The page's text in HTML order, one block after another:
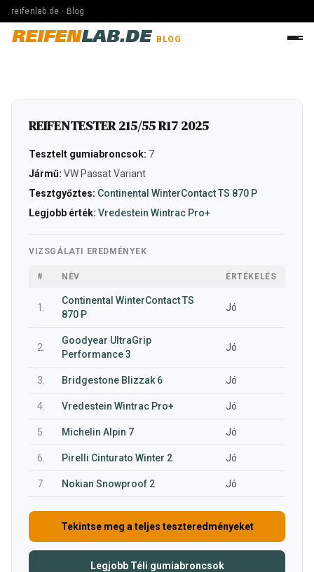
reifenlab.de · Blog
REIFENLAB.DE BLOG
REIFENTESTER 215/55 R17 2025
Tesztelt gumiabroncsok: 7
Jármű: VW Passat Variant
Tesztgyőztes: Continental WinterContact TS 870 P
Legjobb érték: Vredestein Wintrac Pro+
VIZSGÁLATI EREDMÉNYEK
# NÉV ÉRTÉKELÉS
1.
Continental WinterContact TS
870 P
Jó
2.
Goodyear UltraGrip
Performance 3
Jó
3. Bridgestone Blizzak 6 Jó
4. Vredestein Wintrac Pro+ Jó
5. Michelin Alpin 7 Jó
6. Pirelli Cinturato Winter 2 Jó
7. Nokian Snowproof 2 Jó
Tekintse meg a teljes teszteredményeket
Legjobb Téli gumiabroncsok